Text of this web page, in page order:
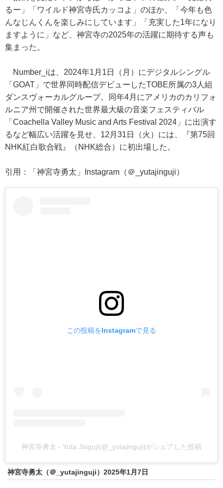
るー」「ワイルド神宮寺氏カッコよ」のほか、「今年も色
んなじんくんを楽しみにしています」「充実した1年になり
ますように」など、神宮寺の2025年の活躍に期待する声も
集まった。
Number_iは、2024年1月1日（月）にデジタルシングル
「GOAT」で世界同時配信デビューしたTOBE所属の3人組
ダンスヴォーカルグループ。同年4月にアメリカのカリフォ
ルニア州で開催された世界最大級の音楽フェスティバル
「Coachella Valley Music and Arts Festival 2024」に出演す
るなど幅広い活躍を見せ、12月31日（火）には、『第75回
NHK紅白歌合戦』（NHK総合）に初出場した。
引用：「神宮寺勇太」Instagram（＠_yutajinguji）
この投稿をInstagramで見る
神宮寺勇太 - Yuta Jinguji(@_yutajinguji)がシェアした投稿
神宮寺勇太（＠_yutajinguji）2025年1月7日